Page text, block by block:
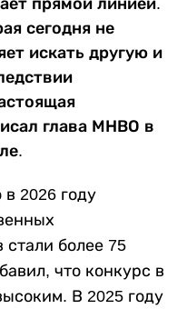
прямой линией.
сегодня не
искать другую и
глава МНВО в
2026 году
стали более 75
что конкурс в
В 2025 году